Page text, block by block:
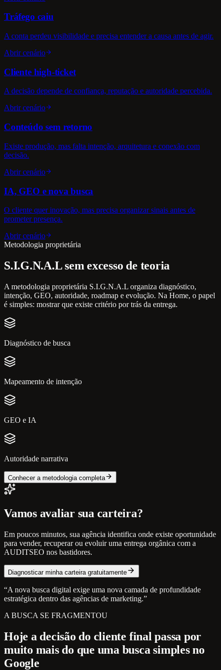
Tráfego caiu
A conta perdeu visibilidade e precisa entender a causa antes de agir.
Abrir cenário
Cliente high-ticket
A decisão depende de confiança, reputação e autoridade percebida.
Abrir cenário
Conteúdo sem retorno
Existe produção, mas falta intenção, arquitetura e conexão com
decisão.
Abrir cenário
IA, GEO e nova busca
O cliente quer inovação, mas precisa organizar sinais antes de
prometer presença.
Abrir cenário
Metodologia proprietária
S.I.G.N.A.L sem excesso de teoria
A metodologia proprietária S.I.G.N.A.L organiza diagnóstico,
intenção, GEO, autoridade, roadmap e evolução. Na Home, o papel
é simples: mostrar que existe critério por trás da entrega.
Diagnóstico de busca
Mapeamento de intenção
GEO e IA
Autoridade narrativa
Conhecer a metodologia completa
Vamos avaliar sua carteira?
Em poucos minutos, sua agência identifica onde existe oportunidade
para vender, recuperar ou evoluir uma entrega orgânica com a
AUDITSEO nos bastidores.
Diagnosticar minha carteira gratuitamente
“A nova busca digital exige uma nova camada de profundidade
estratégica dentro das agências de marketing.”
A BUSCA SE FRAGMENTOU
Hoje a decisão do cliente final passa por
muito mais do que uma busca simples no
Google